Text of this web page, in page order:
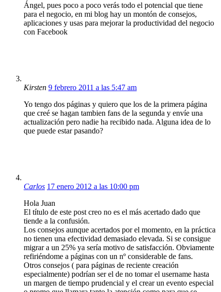
Ángel, pues poco a poco verás todo el potencial que tiene
para el negocio, en mi blog hay un montón de consejos,
aplicaciones y usas para mejorar la productividad del negocio
con Facebook
Kirsten 9 febrero 2011 a las 5:47 am
Yo tengo dos páginas y quiero que los de la primera página
que creé se hagan tambien fans de la segunda y envíe una
actualización pero nadie ha recibido nada. Alguna idea de lo
que puede estar pasando?
Carlos 17 enero 2012 a las 10:00 pm
Hola Juan
El título de este post creo no es el más acertado dado que
tiende a la confusión.
Los consejos aunque acertados por el momento, en la práctica
no tienen una efectividad demasiado elevada. Si se consigue
migrar a un 25% ya sería motivo de satisfacción. Obviamente
refiriéndome a páginas con un nº considerable de fans.
Otros consejos ( para páginas de reciente creación
especialmente) podrían ser el de no tomar el username hasta
un margen de tiempo prudencial y el crear un evento especial